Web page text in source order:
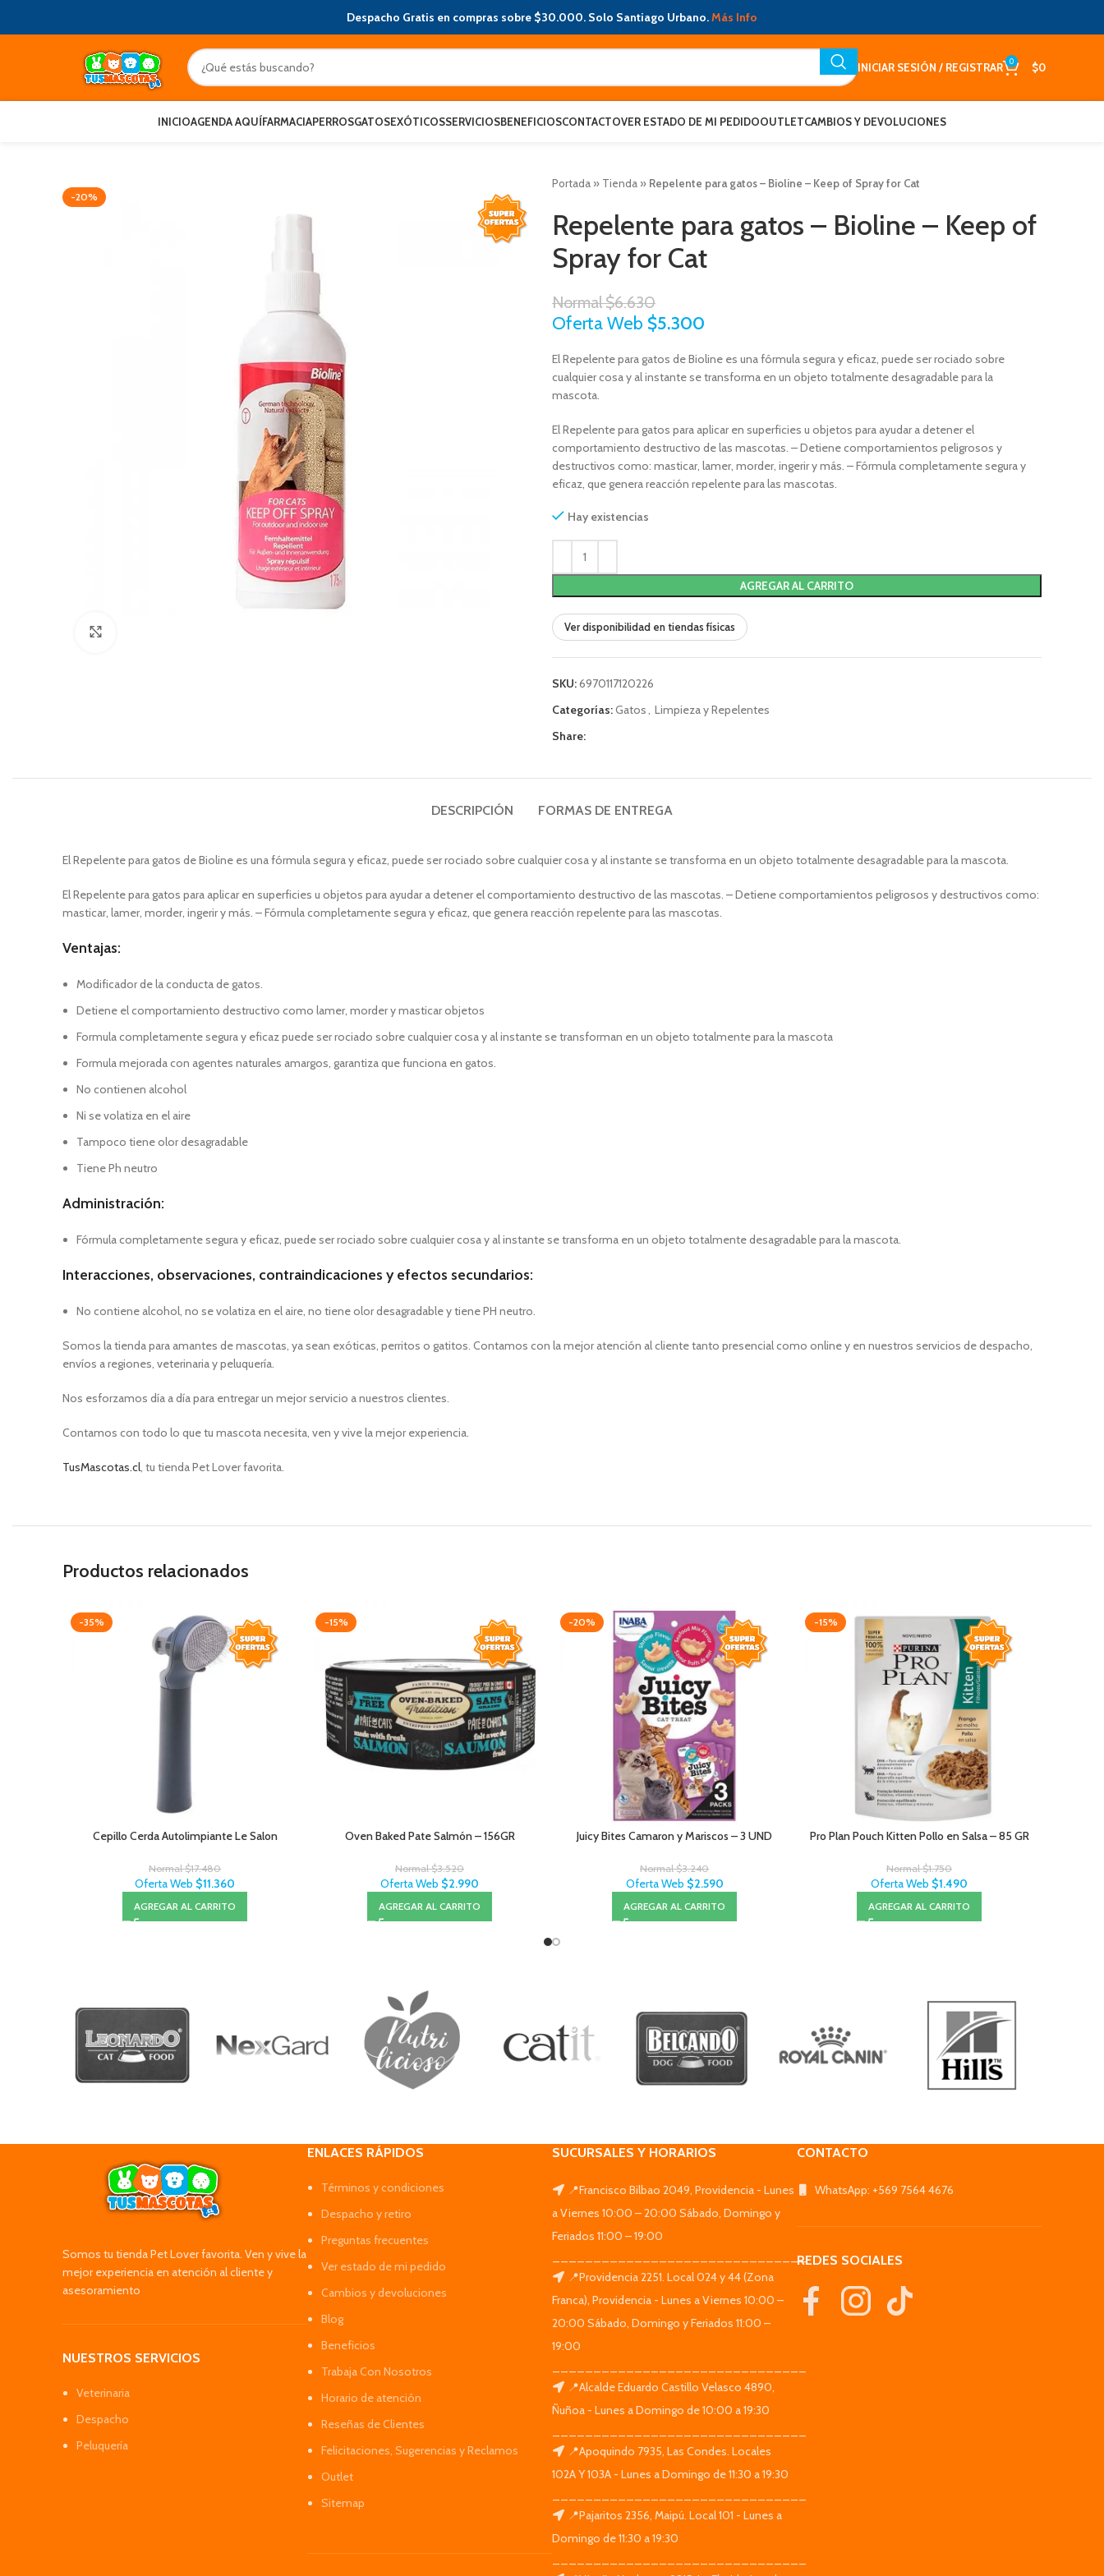
Despacho Gratis en compras sobre $30.000. Solo Santiago Urbano.Más Info
INICIAR SESIÓN / REGISTRAR 0 $0
INICIOAGENDA AQUÍFARMACIAPERROSGATOSEXÓTICOSSERVICIOSBENEFICIOSCONTACTOVER ESTADO DE MI PEDIDOOUTLETCAMBIOS Y DEVOLUCIONES
-20%
Portada » Tienda » Repelente para gatos – Bioline – Keep of Spray for Cat
Repelente para gatos – Bioline – Keep of
Spray for Cat
Normal$6.630
Oferta Web $5.300
El Repelente para gatos de Bioline es una fórmula segura y eficaz, puede ser rociado sobre
cualquier cosa y al instante se transforma en un objeto totalmente desagradable para la
mascota.
El Repelente para gatos para aplicar en superficies u objetos para ayudar a detener el
comportamiento destructivo de las mascotas. – Detiene comportamientos peligrosos y
destructivos como: masticar, lamer, morder, ingerir y más. – Fórmula completamente segura y
eficaz, que genera reacción repelente para las mascotas.
Hay existencias
AGREGAR AL CARRITO
Ver disponibilidad en tiendas físicas
SKU:6970117120226
Categorías:Gatos, Limpieza y Repelentes
Share:
DESCRIPCIÓN FORMAS DE ENTREGA
El Repelente para gatos de Bioline es una fórmula segura y eficaz, puede ser rociado sobre cualquier cosa y al instante se transforma en un objeto totalmente desagradable para la mascota.
El Repelente para gatos para aplicar en superficies u objetos para ayudar a detener el comportamiento destructivo de las mascotas. – Detiene comportamientos peligrosos y destructivos como:
masticar, lamer, morder, ingerir y más. – Fórmula completamente segura y eficaz, que genera reacción repelente para las mascotas.
Ventajas:
Modificador de la conducta de gatos.
Detiene el comportamiento destructivo como lamer, morder y masticar objetos
Formula completamente segura y eficaz puede ser rociado sobre cualquier cosa y al instante se transforman en un objeto totalmente para la mascota
Formula mejorada con agentes naturales amargos, garantiza que funciona en gatos.
No contienen alcohol
Ni se volatiza en el aire
Tampoco tiene olor desagradable
Tiene Ph neutro
Administración:
Fórmula completamente segura y eficaz, puede ser rociado sobre cualquier cosa y al instante se transforma en un objeto totalmente desagradable para la mascota.
Interacciones, observaciones, contraindicaciones y efectos secundarios:
No contiene alcohol, no se volatiza en el aire, no tiene olor desagradable y tiene PH neutro.
Somos la tienda para amantes de mascotas, ya sean exóticas, perritos o gatitos. Contamos con la mejor atención al cliente tanto presencial como online y en nuestros servicios de despacho,
envíos a regiones, veterinaria y peluquería.
Nos esforzamos día a día para entregar un mejor servicio a nuestros clientes.
Contamos con todo lo que tu mascota necesita, ven y vive la mejor experiencia.
TusMascotas.cl, tu tienda Pet Lover favorita.
Productos relacionados
-35%
Cepillo Cerda Autolimpiante Le Salon
Normal$17.480
Oferta Web $11.360
AGREGAR AL CARRITO
-15%
Oven Baked Pate Salmón – 156GR
Normal$3.520
Oferta Web $2.990
AGREGAR AL CARRITO
-20%
Juicy Bites Camaron y Mariscos – 3 UND
Normal$3.240
Oferta Web $2.590
AGREGAR AL CARRITO
-15%
Pro Plan Pouch Kitten Pollo en Salsa – 85 GR
Normal$1.750
Oferta Web $1.490
AGREGAR AL CARRITO
Somos tu tienda Pet Lover favorita. Ven y vive la
mejor experiencia en atención al cliente y
asesoramiento
NUESTROS SERVICIOS
Veterinaria
Despacho
Peluquería
ENLACES RÁPIDOS
Términos y condiciones
Despacho y retiro
Preguntas frecuentes
Ver estado de mi pedido
Cambios y devoluciones
Blog
Beneficios
Trabaja Con Nosotros
Horario de atención
Reseñas de Clientes
Felicitaciones, Sugerencias y Reclamos
Outlet
Sitemap
SUCURSALES Y HORARIOS
📍Francisco Bilbao 2049, Providencia - Lunes
a Viernes 10:00 – 20:00 Sábado, Domingo y
Feriados 11:00 – 19:00
_______________________________
📍Providencia 2251. Local 024 y 44 (Zona
Franca), Providencia - Lunes a Viernes 10:00 –
20:00 Sábado, Domingo y Feriados 11:00 –
19:00
📍Alcalde Eduardo Castillo Velasco 4890,
Ñuñoa - Lunes a Domingo de 10:00 a 19:30
📍Apoquindo 7935, Las Condes. Locales
102A Y 103A - Lunes a Domingo de 11:30 a 19:30
📍Pajaritos 2356, Maipú. Local 101 - Lunes a
Domingo de 11:30 a 19:30
CONTACTO
WhatsApp: +569 7564 4676
REDES SOCIALES